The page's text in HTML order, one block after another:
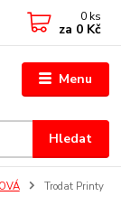
Menu
Hledat
0 ks
za 0 Kč
Trodat Printy